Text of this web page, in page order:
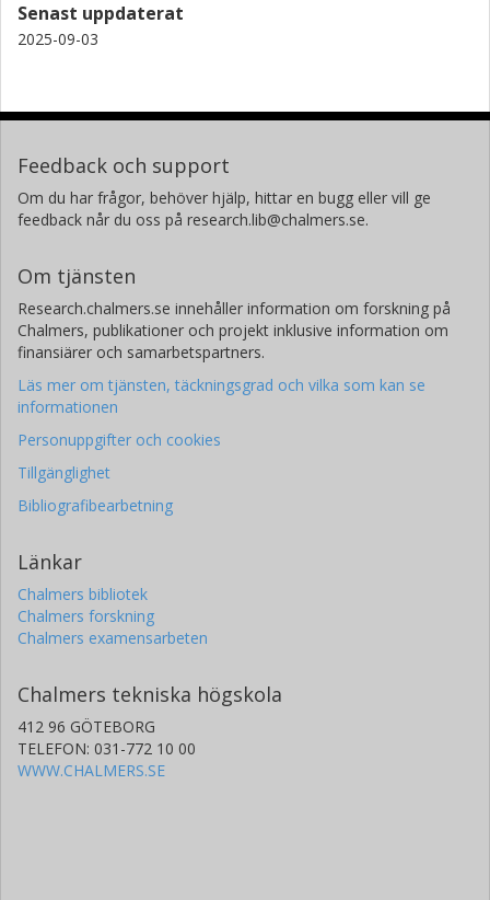
Senast uppdaterat
2025-09-03
Feedback och support
Om du har frågor, behöver hjälp, hittar en bugg eller vill ge
feedback når du oss på research.lib@chalmers.se.
Om tjänsten
Research.chalmers.se innehåller information om forskning på
Chalmers, publikationer och projekt inklusive information om
finansiärer och samarbetspartners.
Läs mer om tjänsten, täckningsgrad och vilka som kan se
informationen
Personuppgifter och cookies
Tillgänglighet
Bibliografibearbetning
Länkar
Chalmers bibliotek
Chalmers forskning
Chalmers examensarbeten
Chalmers tekniska högskola
412 96 GÖTEBORG
TELEFON: 031-772 10 00
WWW.CHALMERS.SE